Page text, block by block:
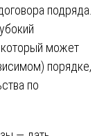
подряда.
который может
порядке,
по